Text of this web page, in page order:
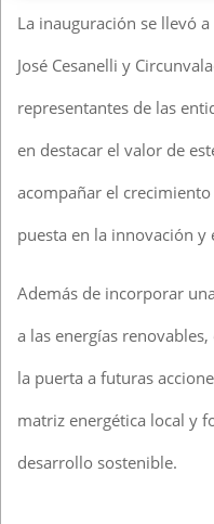
La inauguración se llevó
José Cesanelli y
representantes de las
en destacar el valor de
acompañar el
puesta en la innovación
Además de incorporar
a las energías
la puerta a futuras
matriz energética local y
desarrollo sostenible.